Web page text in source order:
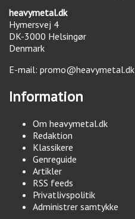
heavymetal.dk
Hymersvej 4
DK-3000 Helsingør
Denmark
E-mail: promo@heavymetal.dk
Information
Om heavymetal.dk
Redaktion
Klassikere
Genreguide
Artikler
RSS feeds
Privatlivspolitik
Administrer samtykke